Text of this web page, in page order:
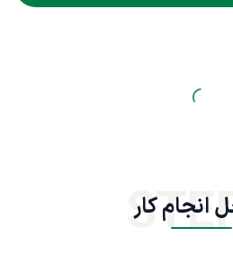
انجام کار